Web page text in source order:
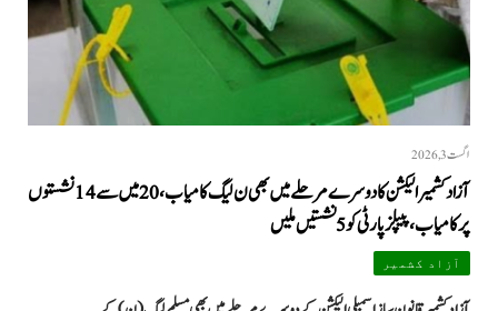
اگست 3, 2026
آزاد کشمیر الیکشن کا دوسرے مرحلے میں بھی ن لیگ کامیاب، 20 میں سے 14 نشستوں
پر کامیاب، پیپلزپارٹی کو 5 نشستیں ملیں
آزاد کشمیر